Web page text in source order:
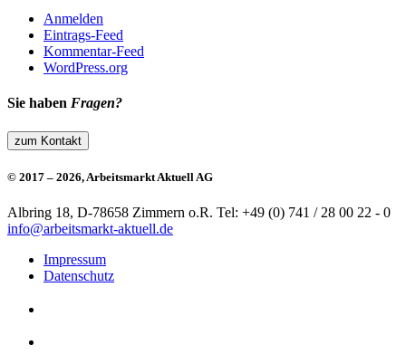
Anmelden
Eintrags-Feed
Kommentar-Feed
WordPress.org
Sie haben Fragen?
zum Kontakt
© 2017 – 2026, Arbeitsmarkt Aktuell AG
Albring 18, D-78658 Zimmern o.R. Tel: +49 (0) 741 / 28 00 22 - 0
info@arbeitsmarkt-aktuell.de
Impressum
Datenschutz